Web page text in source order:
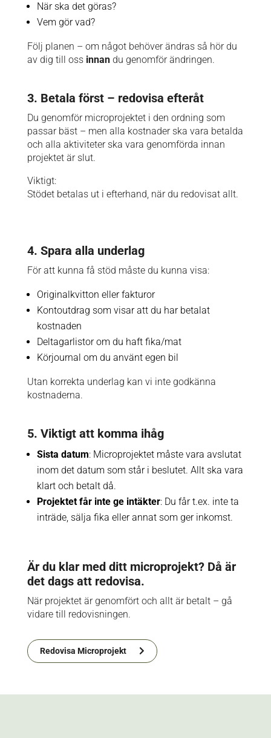
När ska det göras?
Vem gör vad?
Följ planen – om något behöver ändras så hör du
av dig till oss innandu genomför ändringen.
3. Betala först – redovisa efteråt
Du genomför microprojektet i den ordning som
passar bäst – men alla kostnader ska vara betalda
och alla aktiviteter ska vara genomförda innan
projektet är slut.
Viktigt:
Stödet betalas ut i efterhand, när du redovisat allt.
4. Spara alla underlag
För att kunna få stöd måste du kunna visa:
Originalkvitton eller fakturor
Kontoutdrag som visar att du har betalat
kostnaden
Deltagarlistor om du haft fika/mat
Körjournal om du använt egen bil
Utan korrekta underlag kan vi inte godkänna
kostnaderna.
5. Viktigt att komma ihåg
Sista datum: Microprojektet måste vara avslutat
inom det datum som står i beslutet. Allt ska vara
klart och betalt då.
Projektet får inte ge intäkter: Du får t.ex. inte ta
inträde, sälja fika eller annat som ger inkomst.
Är du klar med ditt microprojekt? Då är
det dags att redovisa.
När projektet är genomfört och allt är betalt – gå
vidare till redovisningen.
Redovisa Microprojekt